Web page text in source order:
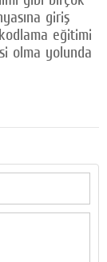
giriş
eğitimi
olma yolunda